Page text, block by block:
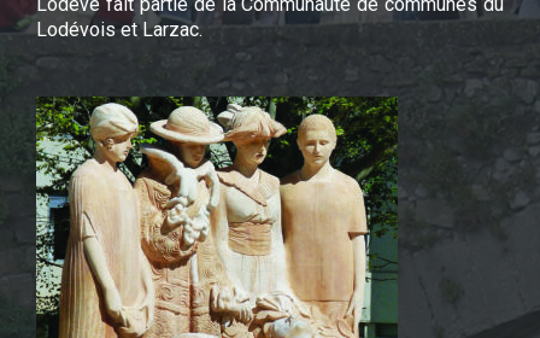
Lodève fait partie de la Communauté de communes du
Lodévois et Larzac.